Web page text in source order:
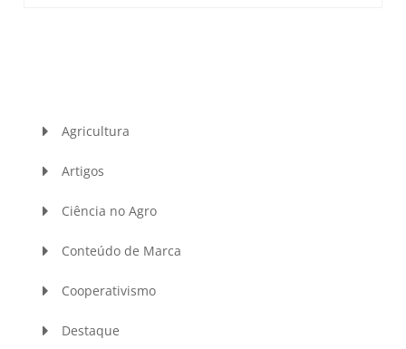
Agricultura
Artigos
Ciência no Agro
Conteúdo de Marca
Cooperativismo
Destaque